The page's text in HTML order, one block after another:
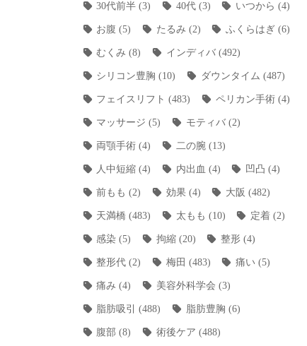
30代前半 (3) 40代(3) いつから (4)
お腹 (5) たるみ (2) ふくらはぎ(6)
むくみ (8) インディバ(492)
シリコン豊胸 (10) ダウンタイム (487)
フェイスリフト (483) ペリカン手術(4)
マッサージ (5) モティバ(2)
両顎手術 (4) 二の腕(13)
人中短縮 (4) 内出血 (4) 凹凸 (4)
前もも (2) 効果 (4) 大阪 (482)
天満橋 (483) 太もも (10) 定着 (2)
感染 (5) 拘縮(20) 整形(4)
整形代 (2) 梅田 (483) 痛い (5)
痛み (4) 美容外科学会 (3)
脂肪吸引 (488) 脂肪豊胸 (6)
腹部 (8) 術後ケア (488)